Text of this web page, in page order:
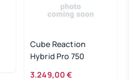
Cube Reaction
Hybrid Pro 750
3.249,00 €